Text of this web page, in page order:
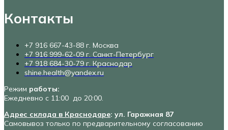
Контакты
+7 916 667-43-88 г. Москва
+7 916 999-62-09 г. Санкт-Петербург
+7 918 684-30-79 г. Краснодар
shine.health@yandex.ru
Режим работы:
Ежедневно с 11:00 до 20:00.
Адрес склада в Краснодаре: ул. Гаражная 87
Самовывоз только по предварительному согласованию